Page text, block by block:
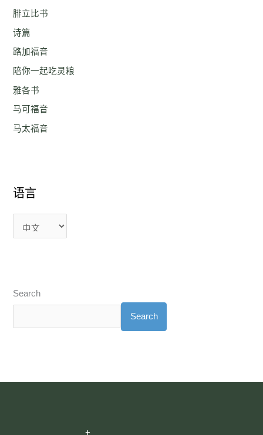
腓立比书
诗篇
路加福音
陪你一起吃灵粮
雅各书
马可福音
马太福音
语言
Search
Search